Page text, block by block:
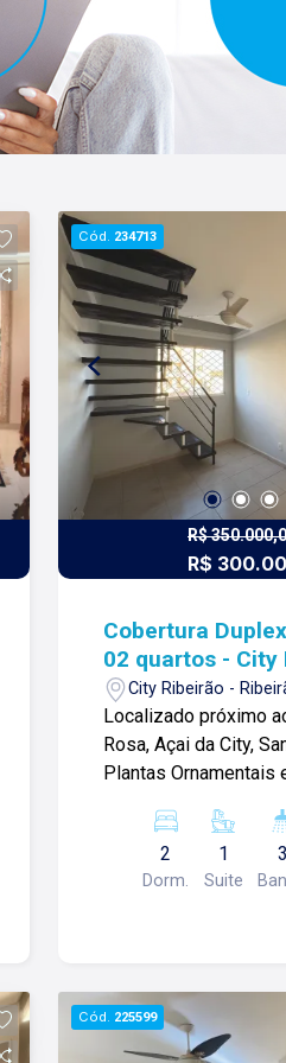
Cód. 234713
R$
R$
Cobertura
02 quartos - City
City Ribeirão -
Localizado próximo
Rosa, Açai da City,
Plantas Ornamentais
Duplex com 106,21
quartos, sendo 01
social; -01 Lavabo; -
Terraço coberto com
para montar uma
com elétrica e
2
Dorm.
1
Suite
3
Cód. 225599